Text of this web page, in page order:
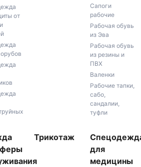
от
Сапоги
рабочие
Рабочая обувь
из Эва
Рабочая обувь
из резины и
ПВХ
Валенки
Рабочие тапки,
сабо,
сандалии,
туфли
Трикотаж
для
медицины